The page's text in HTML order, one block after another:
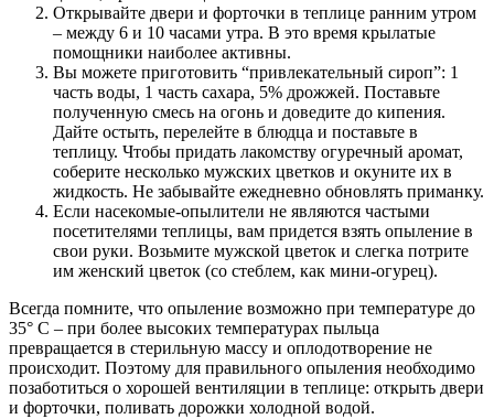
Открывайте двери и форточки в теплице ранним утром
– между 6 и 10 часами утра. В это время крылатые
помощники наиболее активны.
Вы можете приготовить “привлекательный сироп”: 1
часть воды, 1 часть сахара, 5% дрожжей. Поставьте
полученную смесь на огонь и доведите до кипения.
Дайте остыть, перелейте в блюдца и поставьте в
теплицу. Чтобы придать лакомству огуречный аромат,
соберите несколько мужских цветков и окуните их в
жидкость. Не забывайте ежедневно обновлять приманку.
Если насекомые-опылители не являются частыми
посетителями теплицы, вам придется взять опыление в
свои руки. Возьмите мужской цветок и слегка потрите
им женский цветок (со стеблем, как мини-огурец).
Всегда помните, что опыление возможно при температуре до
35° C – при более высоких температурах пыльца
превращается в стерильную массу и оплодотворение не
происходит. Поэтому для правильного опыления необходимо
позаботиться о хорошей вентиляции в теплице: открыть двери
и форточки, поливать дорожки холодной водой.